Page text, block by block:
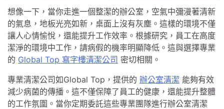
想像一下，當你走進一個整潔的辦公室，空氣中彌漫著清新
的氣息，地板光亮如新，桌面上沒有灰塵。這樣的環境不僅
讓人心情愉悅，還能提升工作效率。根據研究，員工在高度
潔淨的環境中工作，請病假的機率明顯降低。這與選擇專業
的 Global Top 寫字樓清潔公司 密切相關。
專業清潔公司如Global Top，提供的 辦公室清潔 能夠有效
減少病菌的傳播。這不僅保障了員工的健康，還能提升整體
的工作氛圍。當你定期委託這些專業團隊進行辦公室清潔